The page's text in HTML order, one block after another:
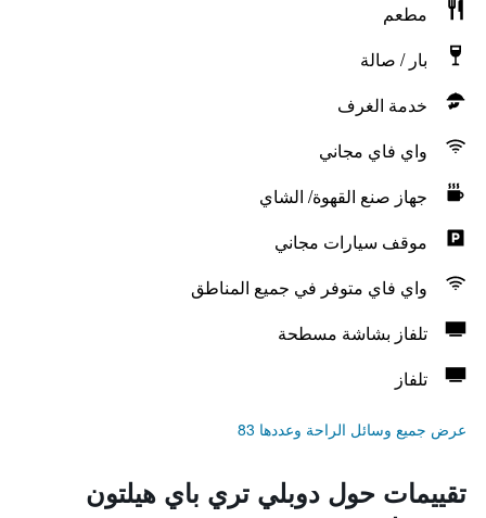
مطعم
بار / صالة
خدمة الغرف
واي فاي مجاني
جهاز صنع القهوة/ الشاي
موقف سيارات مجاني
واي فاي متوفر في جميع المناطق
تلفاز بشاشة مسطحة
تلفاز
عرض جميع وسائل الراحة وعددها 83
تقييمات حول دوبلي تري باي هيلتون